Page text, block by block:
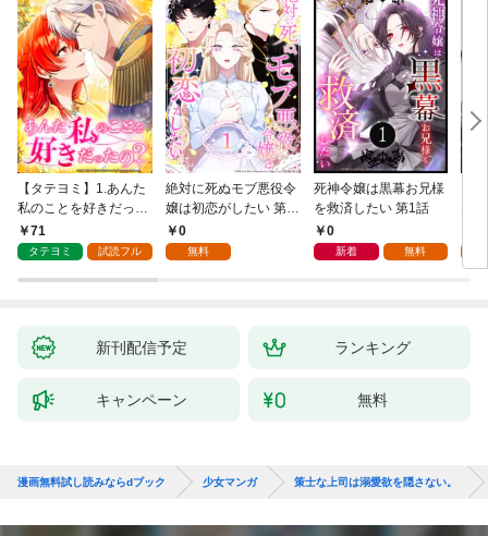
【タテヨミ】1.あんた
私のことを好きだった
の？
71
タテヨミ 試読フル
絶対に死ぬモブ悪役令
嬢は初恋がしたい 第1
話0
無料
死神令嬢は黒幕お兄様
を救済したい 第1話
0
新着 無料
な
新刊配信予定 ランキング
キャンペーン 無料
漫画無料試し読みならdブック 少女マンガ 策士な上司は溺愛欲を隠さない。